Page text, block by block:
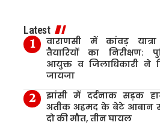
Latest
वाराणसी में कांवड़
तैयारियों का निरीक्षण:
आयुक्त व जिलाधिकारी ने
जायजा
झांसी में दर्दनाक सड़क
अतीक अहमद के बेटे आबान
दो की मौत, तीन घायल